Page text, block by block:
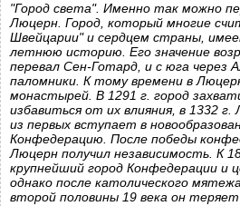
"Город света". Именно так можно
Люцерн. Город, который многие
Швейцарии" и сердцем страны,
летнюю историю. Его значение
перевал Сен-Готард, и с юга через
паломники. К тому времени в
монастырей. В 1291 г. город
избавиться от их влияния, в 1332
из первых вступает в
Конфедерацию. После победы
Люцерн получил независимость. К
крупнейший город Конфедерации и
однако после католического
второй половины 19 века он теряет